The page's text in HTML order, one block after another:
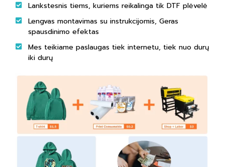
Lankstesnis tiems, kuriems reikalinga tik DTF plėvelė
Lengvas montavimas su instrukcijomis, Geras
spausdinimo efektas
Mes teikiame paslaugas tiek internetu, tiek nuo durų
iki durų